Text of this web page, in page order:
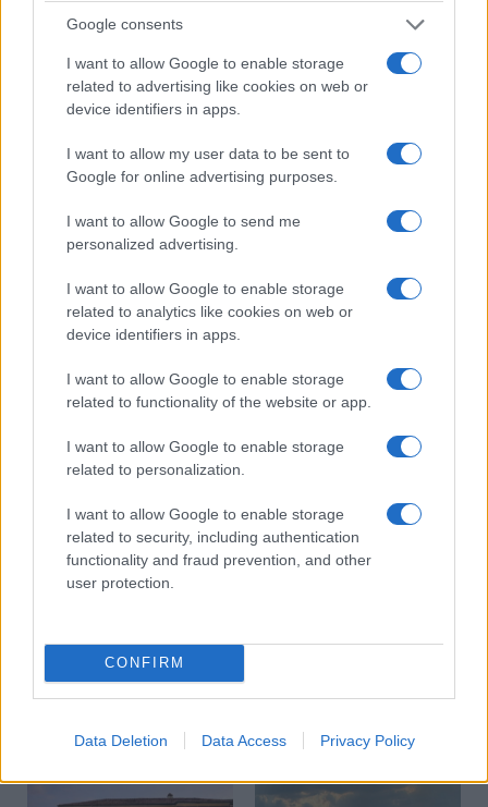
Google consents
I want to allow Google to enable storage
related to advertising like cookies on web or
device identifiers in apps.
I want to allow my user data to be sent to
Google for online advertising purposes.
I want to allow Google to send me
personalized advertising.
I want to allow Google to enable storage
related to analytics like cookies on web or
device identifiers in apps.
I want to allow Google to enable storage
related to functionality of the website or app.
I want to allow Google to enable storage
related to personalization.
I want to allow Google to enable storage
related to security, including authentication
functionality and fraud prevention, and other
user protection.
CONFIRM
Data Deletion Data Access Privacy Policy
Η Φιλαρμονική
«Πανδώρα» και ο
Σύνδεσμος
Γραμμάτων & Τεχνών
Κοζάνη στο 27ο
Διεθνές Φεστιβάλ
Νεανικών Ορχηστρών
7 Αυγούστου 2026, 9:30 μμ
ΜΟΥΣΙΚΈΣ ΕΠΙΛΟΓΈΣ
Οι μουσικές επιλογές
Jimmy James & The
Vagabonds – Now Is
the Time (1976)
7 Αυγούστου 2026, 9:00 μμ
7 Αυγούστου 2026, 8:31 μμ
Καστοριά: 20χρονη
κατάλαβε ότι πήγε να
7 Αυγούστου 2026, 8:03 μμ